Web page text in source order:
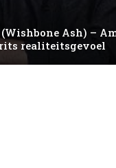
Ash) –
realiteitsgevoel